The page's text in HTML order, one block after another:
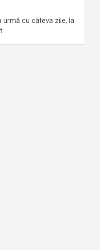
cu câteva zile, la